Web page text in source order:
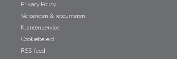
Privacy Policy
Verzenden & retourneren
Klantenservice
Cookiebeleid
RSS-feed